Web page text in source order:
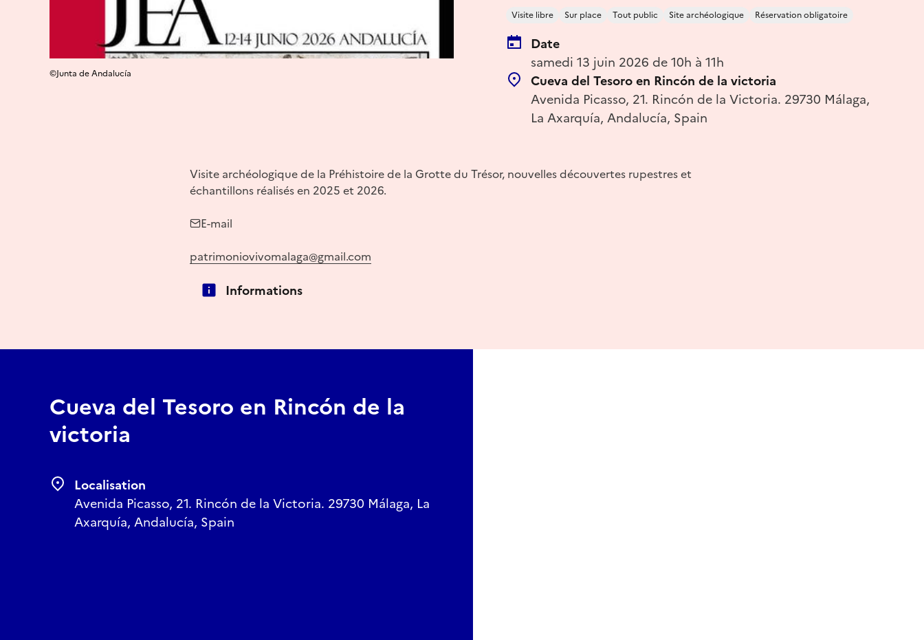
Visite libre Sur place Tout public Site archéologique Réservation obligatoire
Date
samedi 13 juin 2026 de 10h à 11h
Cueva del Tesoro en Rincón de la victoria
Avenida Picasso, 21. Rincón de la Victoria. 29730 Málaga,
La Axarquía, Andalucía, Spain
©Junta de Andalucía
Visite archéologique de la Préhistoire de la Grotte du Trésor, nouvelles découvertes rupestres et
échantillons réalisés en 2025 et 2026.
E-mail
patrimoniovivomalaga@gmail.com
Informations
Cueva del Tesoro en Rincón de la
victoria
Localisation
Avenida Picasso, 21. Rincón de la Victoria. 29730 Málaga, La
Axarquía, Andalucía, Spain